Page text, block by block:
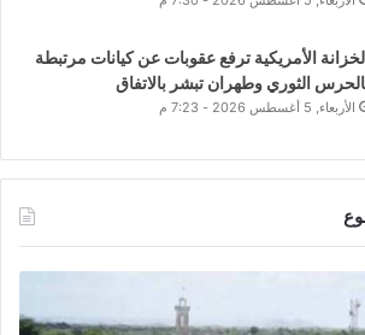
الأمريكية ترفع عقوبات عن كيانات مرتبطة
الثوري وطهران تبشر بالاتفاق
الأربعاء, 5 أغسطس 2026 - 7:23 م